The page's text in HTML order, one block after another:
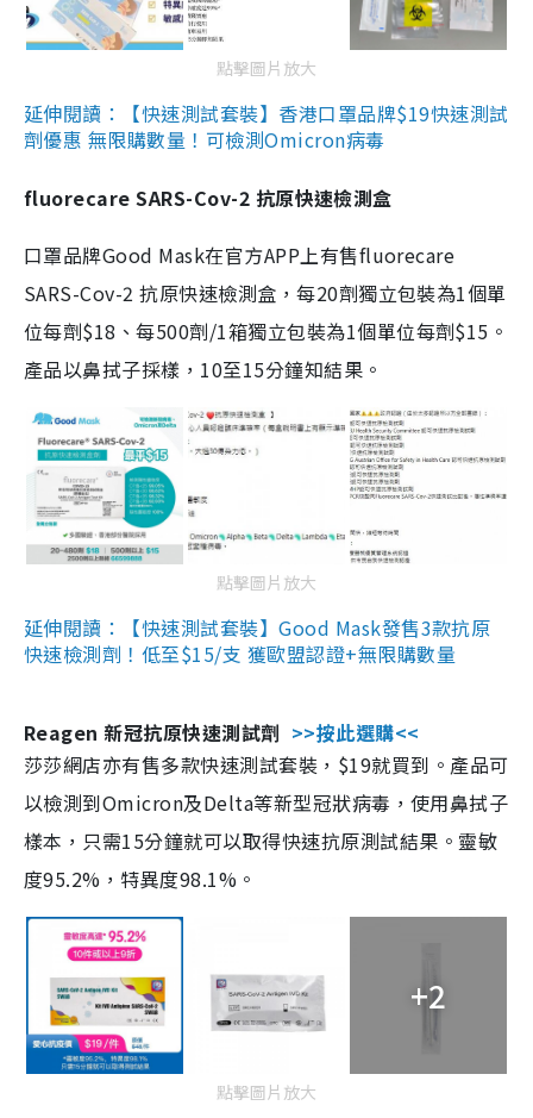
點擊圖片放大
延伸閱讀：【快速測試套裝】香港口罩品牌$19快速測試
劑優惠 無限購數量！可檢測Omicron病毒
fluorecare SARS-Cov-2 抗原快速檢測盒
口罩品牌Good Mask在官方APP上有售fluorecare
SARS-Cov-2 抗原快速檢測盒，每20劑獨立包裝為1個單
位每劑$18、每500劑/1箱獨立包裝為1個單位每劑$15。
產品以鼻拭子採樣，10至15分鐘知結果。
點擊圖片放大
延伸閱讀：【快速測試套裝】Good Mask發售3款抗原
快速檢測劑！低至$15/支 獲歐盟認證+無限購數量
Reagen 新冠抗原快速測試劑 >>按此選購<<
莎莎網店亦有售多款快速測試套裝，$19就買到。產品可
以檢測到Omicron及Delta等新型冠狀病毒，使用鼻拭子
樣本，只需15分鐘就可以取得快速抗原測試結果。靈敏
度95.2%，特異度98.1%。
+2
點擊圖片放大